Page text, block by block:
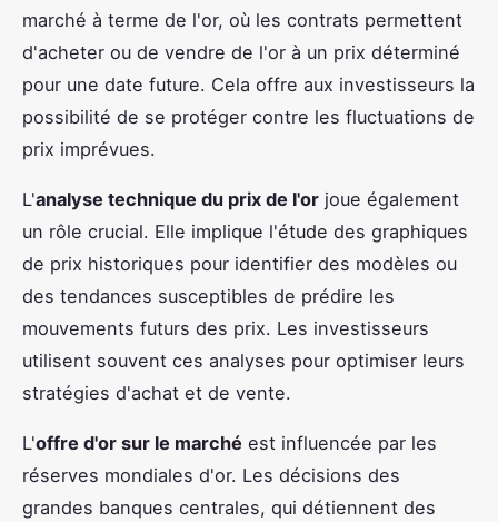
marché à terme de l'or, où les contrats permettent
d'acheter ou de vendre de l'or à un prix déterminé
pour une date future. Cela offre aux investisseurs la
possibilité de se protéger contre les fluctuations de
prix imprévues.
L'analyse technique du prix de l'or joue également
un rôle crucial. Elle implique l'étude des graphiques
de prix historiques pour identifier des modèles ou
des tendances susceptibles de prédire les
mouvements futurs des prix. Les investisseurs
utilisent souvent ces analyses pour optimiser leurs
stratégies d'achat et de vente.
L'offre d'or sur le marché est influencée par les
réserves mondiales d'or. Les décisions des
grandes banques centrales, qui détiennent des